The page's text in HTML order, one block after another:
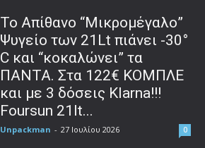
Το Απίθανο “Μικρομέγαλο”
Ψυγείο των 21Lt πιάνει -30°
C και “κοκαλώνει” τα
ΠΑΝΤΑ. Στα 122€ ΚΟΜΠΛΕ
και με 3 δόσεις Klarna!!!
Foursun 21lt...
Unpackman - 27 Ιουλίου 2026 0